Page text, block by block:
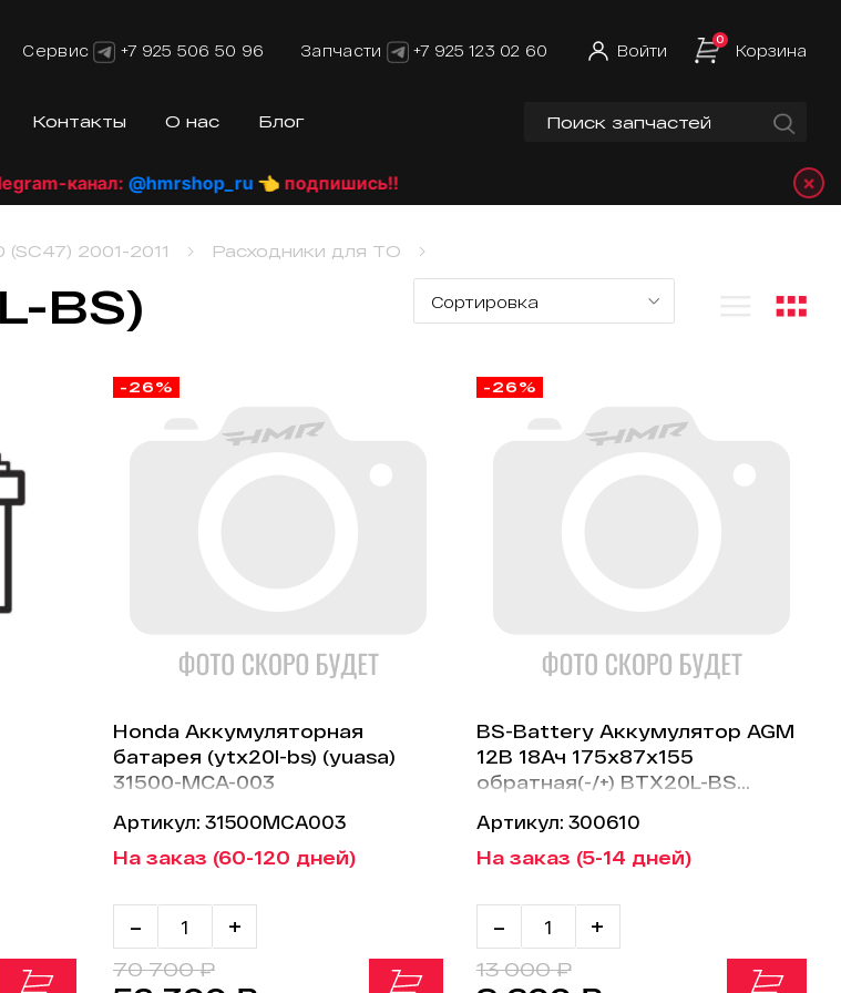
Сервис +7 925 506 50 96 Запчасти +7 925 123 02 60 Войти
0
Корзина
Контакты О нас Блог
канал:@hmrshop_ru👈 подпишись!! ×
(SC47) 2001-2011 Расходники для ТО
BS)
-26%
Honda Аккумуляторная
батарея (ytx20l-bs) (yuasa)
31500-MCA-003
Артикул: 31500MCA003
На заказ (60-120 дней)
- +
70 700 ₽
-26%
BS-Battery Аккумулятор AGM
12В 18Ач 175x87x155
обратная(-/+) BTX20L-BS
Артикул: 300610
На заказ (5-14 дней)
- +
13 000 ₽